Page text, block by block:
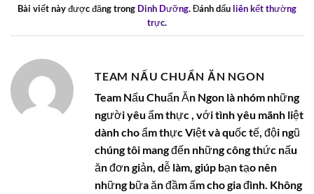
Bài viết này được đăng trong Dinh Dưỡng. Đánh dấu liên kết thường
trực.
TEAM NẤU CHUẨN ĂN NGON
Team Nấu Chuẩn Ăn Ngon là nhóm những
người yêu ẩm thực , với tình yêu mãnh liệt
dành cho ẩm thực Việt và quốc tế, đội ngũ
chúng tôi mang đến những công thức nấu
ăn đơn giản, dễ làm, giúp bạn tạo nên
những bữa ăn đầm ấm cho gia đình. Không